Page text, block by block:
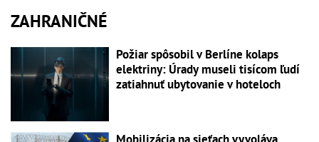
ZAHRANIČNÉ
Požiar spôsobil v Berlíne kolaps
elektriny: Úrady museli tisícom ľudí
zatiahnuť ubytovanie v hoteloch